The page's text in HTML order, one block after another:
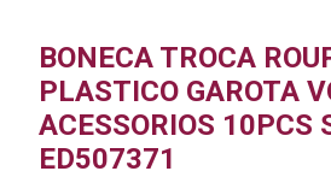
BONECA TROCA
PLASTICO GAROTA
ACESSORIOS 10PCS
ED507371